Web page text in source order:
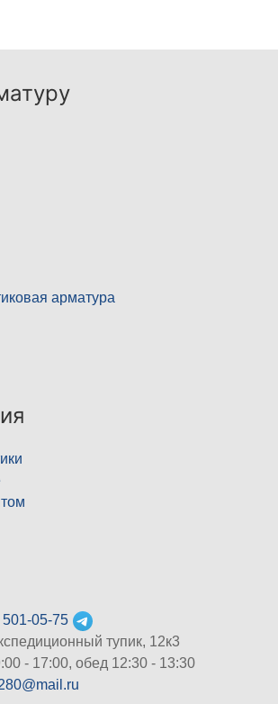
арматура
05-75
тупик, 12к3
- 17:00, обед 12:30 - 13:30